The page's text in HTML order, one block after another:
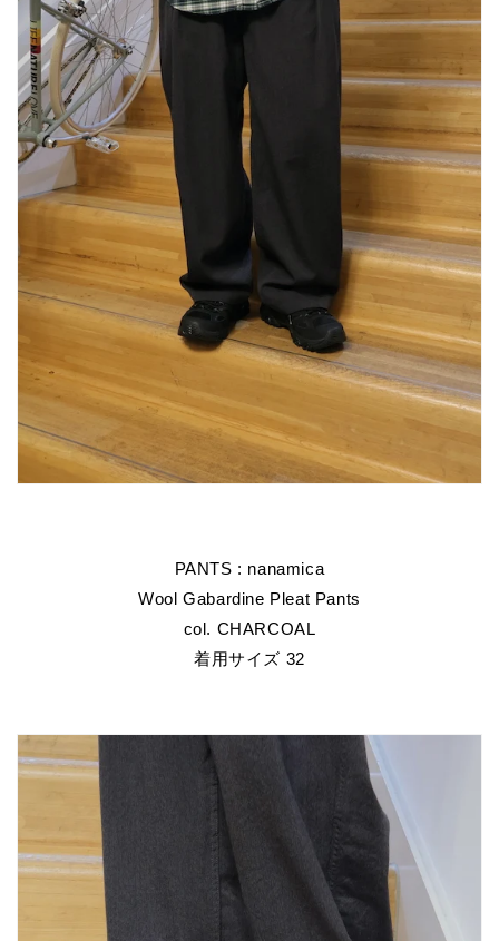
PANTS : nanamica
Wool Gabardine Pleat Pants
col. CHARCOAL
着用サイズ 32